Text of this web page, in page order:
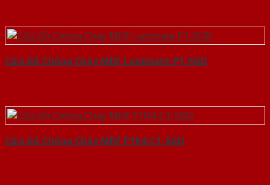
Cửa Gỗ Chống Cháy MDF Laminate P1-SGD
Cửa Gỗ Chống Cháy MDF P1R4-C1-SGD